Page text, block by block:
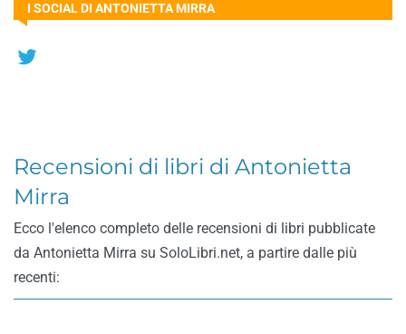
I SOCIAL DI ANTONIETTA MIRRA
Recensioni di libri di Antonietta
Mirra
Ecco l'elenco completo delle recensioni di libri pubblicate
da Antonietta Mirra su SoloLibri.net, a partire dalle più
recenti: